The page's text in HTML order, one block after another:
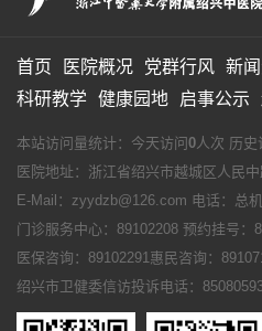
首页 医院概况 党群行风 新
科研教学 健康园地 启事公示
本站访问量统计：今天访问0人次 历史
医院地址：浙江省绍兴市越城区人民
E-Mail：zyydzb@126.com 电话：总
门诊服务中心：89102208 预约挂号：
医保咨询：89102291惠民咨询：
绍兴市卫健委信访投诉电话：